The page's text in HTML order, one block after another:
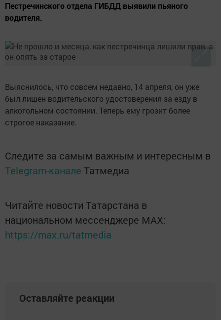
Пестречинского отдела ГИБДД выявили пьяного
водителя.
Выяснилось, что совсем недавно, 14 апреля, он уже
был лишен водительского удостоверения за езду в
алкогольном состоянии. Теперь ему грозит более
строгое наказание.
Следите за самым важным и интересным в
Telegram-канале Татмедиа
Читайте новости Татарстана в
национальном мессенджере MАХ:
https://max.ru/tatmedia
Оставляйте реакции